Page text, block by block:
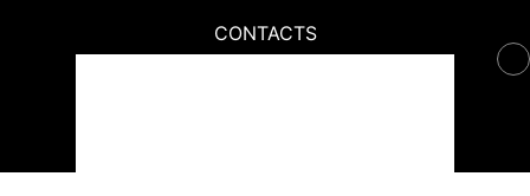
CONTACTS
Contacter Generations